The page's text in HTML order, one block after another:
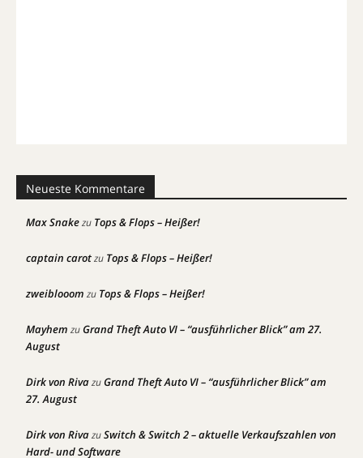
Neueste Kommentare
Max Snakezu Tops & Flops – Heißer!
captain carotzu Tops & Flops – Heißer!
zweiblooom zu Tops & Flops – Heißer!
Mayhem zuGrand Theft Auto VI – “ausführlicher Blick” am 27.
August
Dirk von RivazuGrand Theft Auto VI – “ausführlicher Blick” am
27. August
Dirk von RivazuSwitch & Switch 2 – aktuelle Verkaufszahlen von
Hard- und Software